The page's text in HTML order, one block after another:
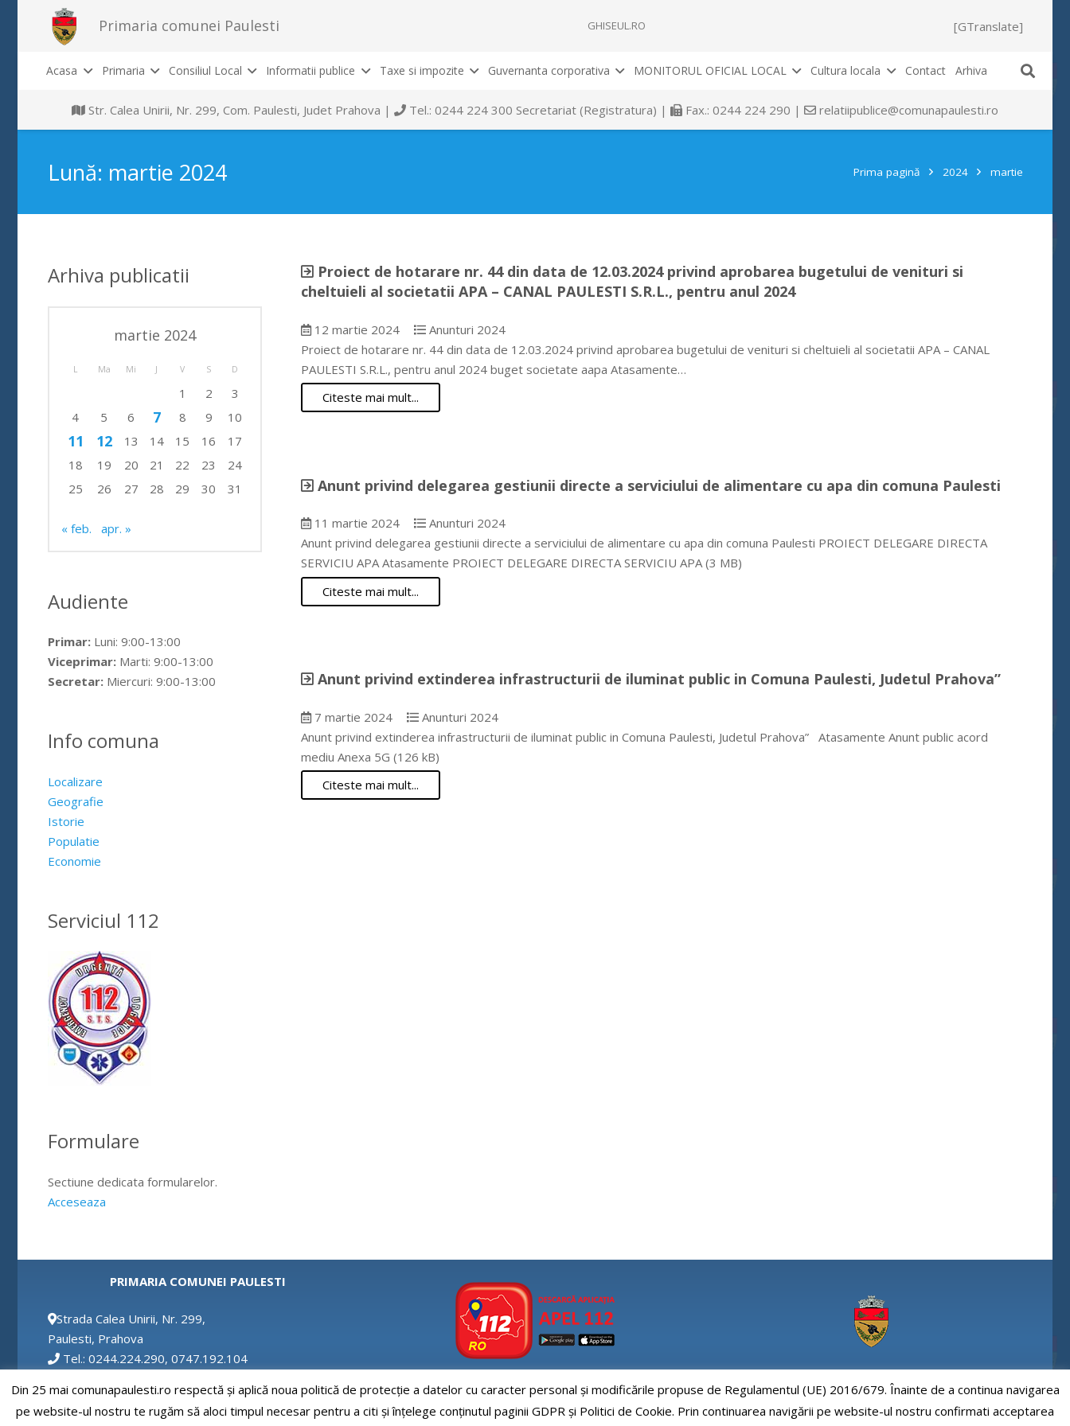
Primaria comunei Paulesti GHISEUL.RO [GTranslate]
Acasa Primaria Consiliul Local Informatii publice Taxe si impozite Guvernanta corporativa MONITORUL OFICIAL LOCAL Cultura locala Contact Arhiva
Str. Calea Unirii, Nr. 299, Com. Paulesti, Judet Prahova | Tel.: 0244 224 300 Secretariat (Registratura) | Fax.: 0244 224 290 | relatiipublice@comunapaulesti.ro
Lună: martie 2024 Prima pagină 2024 martie
Proiect de hotarare nr. 44 din data de 12.03.2024 privind aprobarea bugetului de venituri si
cheltuieli al societatii APA – CANAL PAULESTI S.R.L., pentru anul 2024
12 martie 2024
Anunturi 2024
Proiect de hotarare nr. 44 din data de 12.03.2024 privind aprobarea bugetului de venituri si cheltuieli al societatii APA – CANAL
PAULESTI S.R.L., pentru anul 2024 buget societate aapa Atasamente…
Citeste mai mult...
Anunt privind delegarea gestiunii directe a serviciului de alimentare cu apa din comuna Paulesti
11 martie 2024
Anunturi 2024
Anunt privind delegarea gestiunii directe a serviciului de alimentare cu apa din comuna Paulesti PROIECT DELEGARE DIRECTA
SERVICIU APA Atasamente PROIECT DELEGARE DIRECTA SERVICIU APA (3 MB)
Citeste mai mult...
Anunt privind extinderea infrastructurii de iluminat public in Comuna Paulesti, Judetul Prahova”
7 martie 2024
Anunturi 2024
Anunt privind extinderea infrastructurii de iluminat public in Comuna Paulesti, Judetul Prahova” Atasamente Anunt public acord
mediu Anexa 5G (126 kB)
Citeste mai mult...
Arhiva publicatii
martie 2024
L Ma Mi J V S D
1 2
3
4
5 6 7 8 9 10
11 12 13 14 15 16
17
18
19 20 21 22 23
24
25
26 27 28 29 30 31
« feb. apr. »
Audiente
Primar:Luni: 9:00-13:00
Viceprimar:Marti: 9:00-13:00
Secretar:Miercuri: 9:00-13:00
Info comuna
Localizare
Geografie
Istorie
Populatie
Economie
Serviciul 112
Formulare
Sectiune dedicata formularelor.
Acceseaza
PRIMARIA COMUNEI PAULESTI
Strada Calea Unirii, Nr. 299,
Paulesti, Prahova
Tel.: 0244.224.290, 0747.192.104
Email: secretar@comunapaulesti.ro
Aplicatia APEL112
Din 25 mai comunapaulesti.ro respectă și aplică noua politică de protecție a datelor cu caracter personal și modificările propuse de Regulamentul (UE) 2016/679. Înainte de a continua navigarea
pe website-ul nostru te rugăm să aloci timpul necesar pentru a citi și înțelege conținutul paginii GDPR și Politici de Cookie. Prin continuarea navigării pe website-ul nostru confirmati acceptarea